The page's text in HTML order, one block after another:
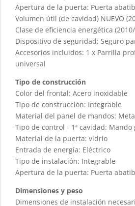
Apertura de la puerta: Puerta
Volumen útil (de cavidad) NUEVO
Clase de eficiencia energética
Dispositivo de seguridad: Seguro
Accesorios incluidos: 1 x Parrilla
universal
Tipo de construcción
Color del frontal: Acero inoxidable
Tipo de construcción: Integrable
Material del panel de mandos:
Tipo de control - 1ª cavidad:
Material de la puerta: vidrio
Entrada de energía: Eléctrico
Tipo de instalación: Integrable
Apertura de la puerta: Puerta
Dimensiones y peso
Dimensiones de instalación